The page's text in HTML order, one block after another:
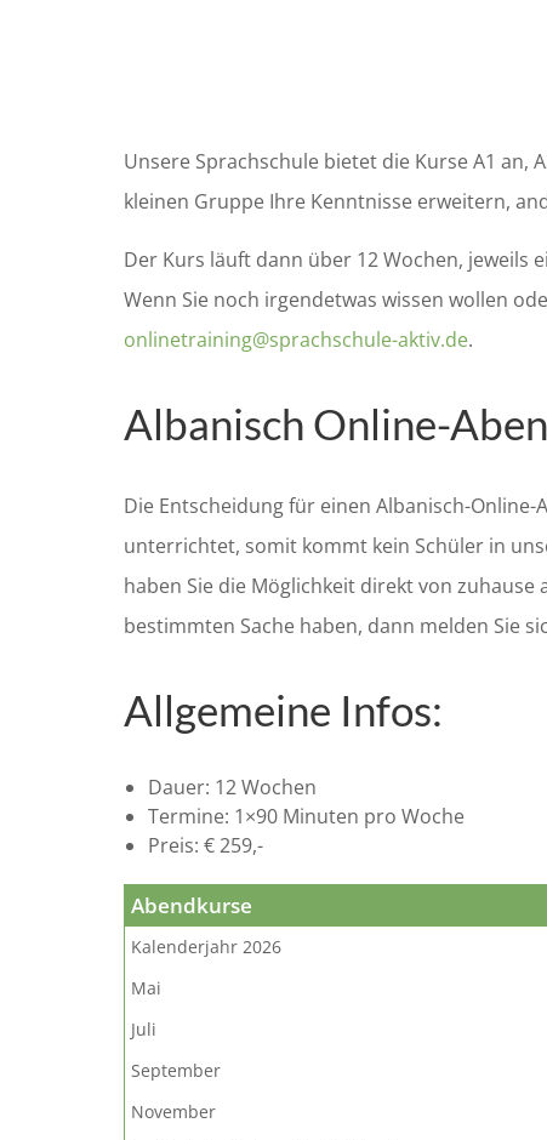
Unsere Sprachschule bietet die Kurse A1
kleinen Gruppe Ihre Kenntnisse erweitern,
Der Kurs läuft dann über 12 Wochen, jeweils
Wenn Sie noch irgendetwas wissen wollen
onlinetraining@sprachschule-aktiv.de.
Albanisch Online-
Die Entscheidung für einen Albanisch-Online-
unterrichtet, somit kommt kein Schüler in
haben Sie die Möglichkeit direkt von zuhause
bestimmten Sache haben, dann melden Sie
Allgemeine Infos:
Dauer: 12 Wochen
Termine: 1×90 Minuten pro Woche
Preis: € 259,-
Abendkurse
Kalenderjahr 2026
Mai
Juli
September
November